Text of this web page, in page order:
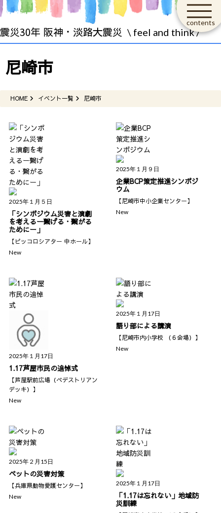
震災30年 阪神・淡路大震災 \ feel and think /
contents
尼崎市
HOME イベント一覧 尼崎市
2025年１月５日
「シンポジウム災害と演劇
を考えるー繋げる・繋がる
ためにー」
【ピッコロシアター 中ホール】
New
2025年１月９日
企業BCP策定推進シンポジ
ウム
【尼崎市中小企業センター】
New
2025年１月17日
1.17芦屋市民の追悼式
【芦屋駅前広場（ペデストリアン
デッキ）】
New
2025年１月17日
語り部による講演
【尼崎市内小学校 （６会場）】
New
2025年２月15日
ペットの災害対策
【兵庫県動物愛護センター】
New
2025年１月17日
「1.17は忘れない」地域防
災訓練